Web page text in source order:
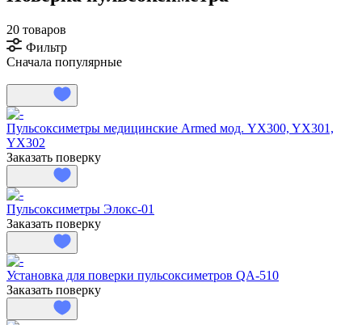
20 товаров
Фильтр
Сначала популярные
Пульсоксиметры медицинские Armed мод. YX300, YX301,
YX302
Заказать поверку
Пульсоксиметры Элокс-01
Заказать поверку
Установка для поверки пульсоксиметров QA-510
Заказать поверку